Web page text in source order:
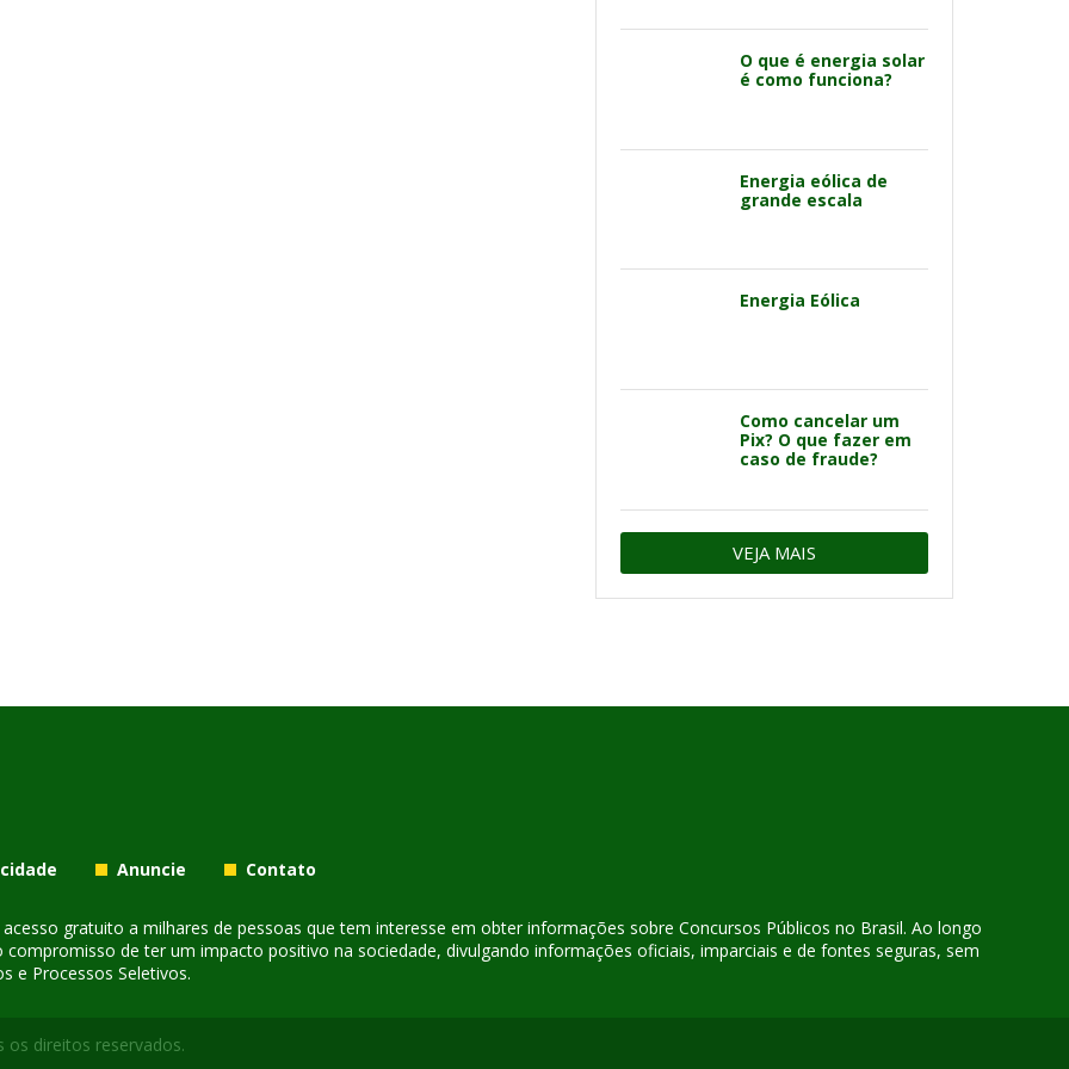
O que é energia solar
é como funciona?
Energia eólica de
grande escala
Energia Eólica
Como cancelar um
Pix? O que fazer em
caso de fraude?
VEJA MAIS
Anuncie Contato
gratuito a milhares de pessoas que tem interesse em obter informações sobre Concursos Públicos no Brasil. Ao longo
de ter um impacto positivo na sociedade, divulgando informações oficiais, imparciais e de fontes seguras, sem
e Processos Seletivos.
os direitos reservados.